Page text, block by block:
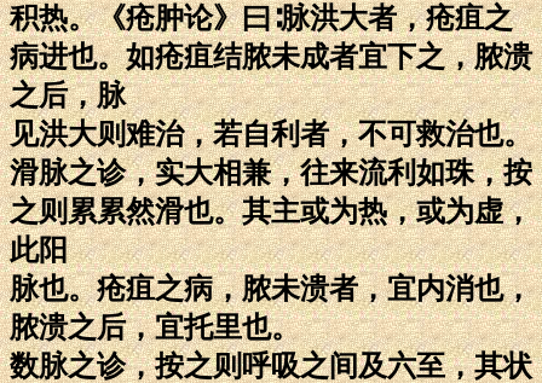
积热。《疮肿论》曰∶脉洪大者，疮疽之
病进也。如疮疽结脓未成者宜下之，脓溃
之后，脉
见洪大则难治，若自利者，不可救治也。
滑脉之诊，实大相兼，往来流利如珠，按
之则累累然滑也。其主或为热，或为虚，
此阳
脉也。疮疽之病，脓未溃者，宜内消也，
脓溃之后，宜托里也。
数脉之诊，按之则呼吸之间及六至，其状